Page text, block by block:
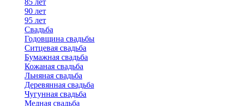
85 лет
90 лет
95 лет
Свадьба
Годовщина свадьбы
Ситцевая свадьба
Бумажная свадьба
Кожаная свадьба
Льняная свадьба
Деревянная свадьба
Чугунная свадьба
Медная свадьба